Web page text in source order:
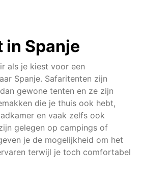
in Spanje
als je kiest voor een
Spanje. Safaritenten zijn
gewone tenten en ze zijn
die je thuis ook hebt,
en vaak zelfs ook
gelegen op campings of
je de mogelijkheid om het
terwijl je toch comfortabel